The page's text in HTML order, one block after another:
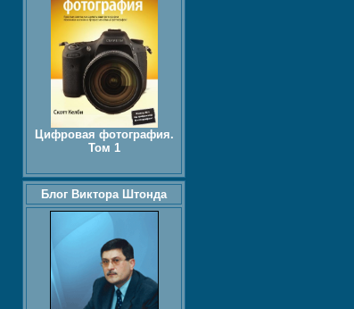
Цифровая фотография.
Том 1
Блог Виктора Штонда